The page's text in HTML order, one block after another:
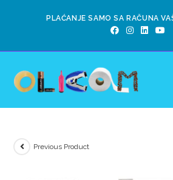
PLAĆANJE SAMO SA RAČUNA
Previous Product